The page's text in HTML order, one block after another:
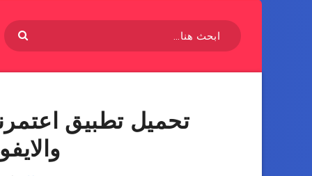
تحميل تطبيق